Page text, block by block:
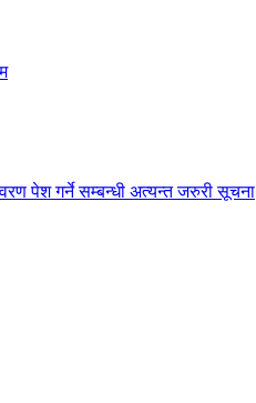
पेश गर्ने सम्बन्धी अत्यन्त जरुरी सूचना